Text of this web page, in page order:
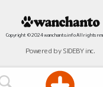
Copyright © 2024 wanchanto.info All rights
Powered by SIDEBY inc.